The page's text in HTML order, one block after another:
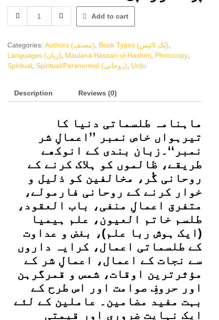
Number
شر
Add to cart
Categories: Authors (مصنف) Book Types (بُک ٹائپس)
Languages (زبان)
Maulana Hassan-ul-Hashmi Photocopy
Spiritual
Spiritual/Paranormal (روحانی) Urdu
Description Reviews (0)
ماہنامہ طلسماتی دنیا کا
تیرہواں خاص نمبر ’’اعمالِ شر
نمبر‘‘۔زبان بندی کے انوکھے
طریقے، ظالموں کو ہلاک کرنے کے
روحانی گُر، مخالفین کو ذلیل و
خوار کرنے کے روحانی فارمولے،
متفرق اعمالِ منفی، باب العقود،
طلسم خاتم العیون، علم ہیمیا
(ایک ہوش ربا علم)، بغض و عداوت
کے طلسماتی اعمال، کرایہ داروں
سے نجات کے اعمال، اعمالِ شر کے
مؤثرترین اوقات، شمس و قمرگرہن
اور حروفِ صوامت اور اس طرح کے
بہت مفید مضامین۔ عاملین کے لئے
ایک نہایت ضروری اور قیمتی